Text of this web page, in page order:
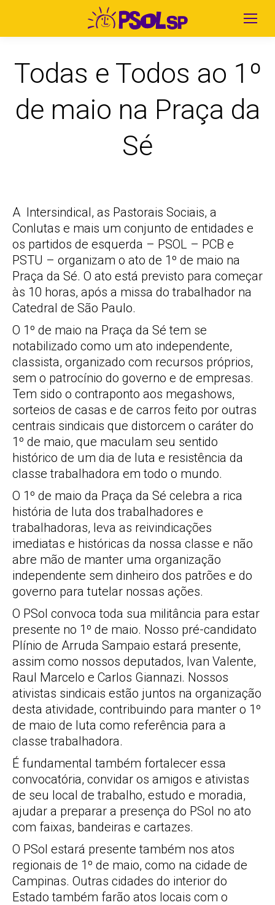
Todas e Todos ao 1º
de maio na Praça da
Sé
A Intersindical, as Pastorais Sociais, a
Conlutas e mais um conjunto de entidades e
os partidos de esquerda – PSOL – PCB e
PSTU – organizam o ato de 1º de maio na
Praça da Sé. O ato está previsto para começar
às 10 horas, após a missa do trabalhador na
Catedral de São Paulo.
O 1º de maio na Praça da Sé tem se
notabilizado como um ato independente,
classista, organizado com recursos próprios,
sem o patrocínio do governo e de empresas.
Tem sido o contraponto aos megashows,
sorteios de casas e de carros feito por outras
centrais sindicais que distorcem o caráter do
1º de maio, que maculam seu sentido
histórico de um dia de luta e resistência da
classe trabalhadora em todo o mundo.
O 1º de maio da Praça da Sé celebra a rica
história de luta dos trabalhadores e
trabalhadoras, leva as reivindicações
imediatas e históricas da nossa classe e não
abre mão de manter uma organização
independente sem dinheiro dos patrões e do
governo para tutelar nossas ações.
O PSol convoca toda sua militância para estar
presente no 1º de maio. Nosso pré-candidato
Plínio de Arruda Sampaio estará presente,
assim como nossos deputados, Ivan Valente,
Raul Marcelo e Carlos Giannazi. Nossos
ativistas sindicais estão juntos na organização
desta atividade, contribuindo para manter o 1º
de maio de luta como referência para a
classe trabalhadora.
É fundamental também fortalecer essa
convocatória, convidar os amigos e ativistas
de seu local de trabalho, estudo e moradia,
ajudar a preparar a presença do PSol no ato
com faixas, bandeiras e cartazes.
O PSol estará presente também nos atos
regionais de 1º de maio, como na cidade de
Campinas. Outras cidades do interior do
Estado também farão atos locais com o